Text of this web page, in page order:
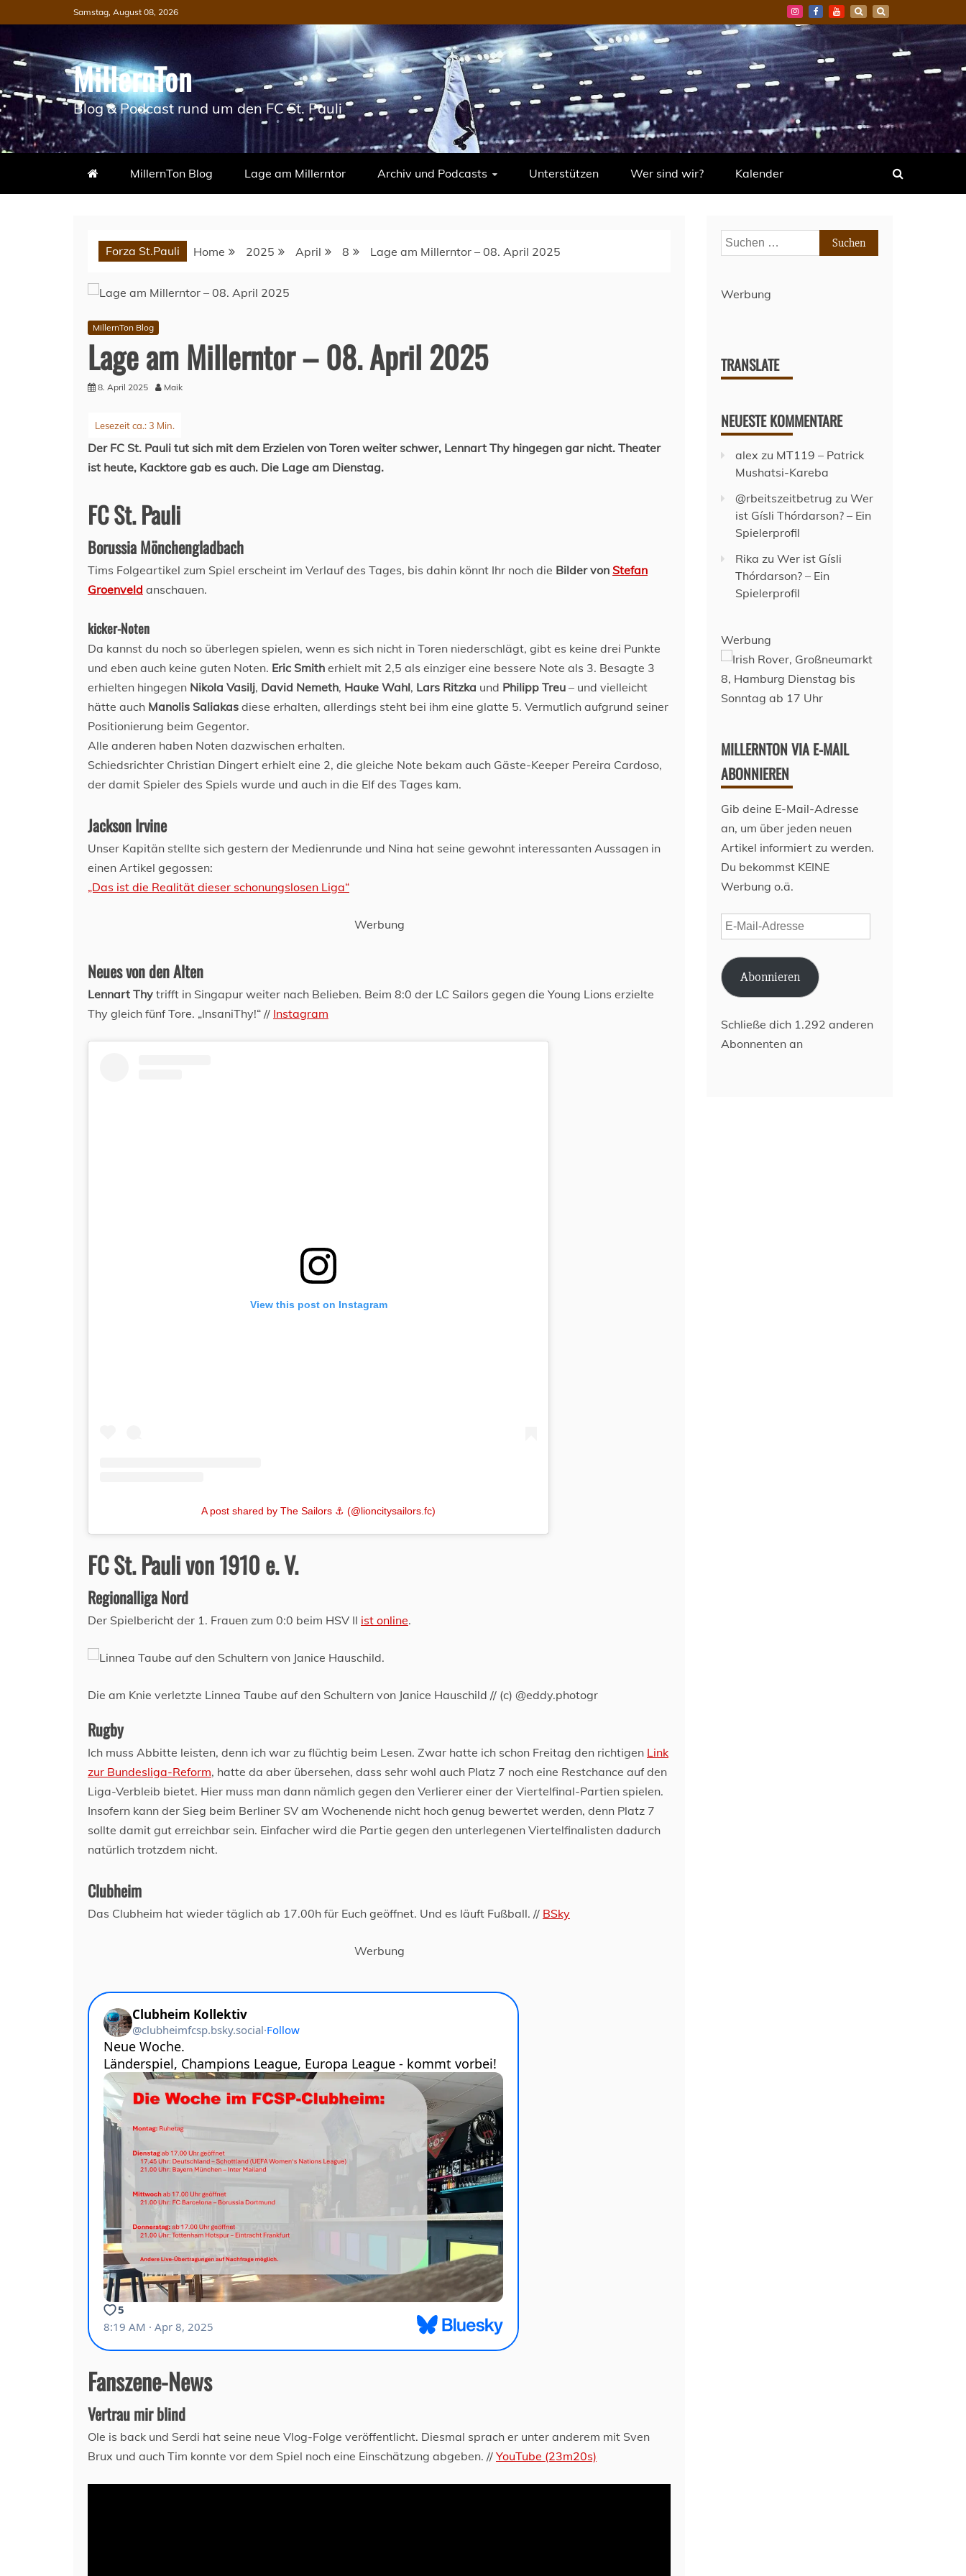
to
content
Samstag, August 08, 2026
MillernTon
Blog & Podcast rund um den FC St. Pauli
MillernTon Blog Lage am Millerntor Archiv und Podcasts Unterstützen Wer sind wir? Kalender
Forza St.Pauli Home 2025 April 8 Lage am Millerntor – 08. April 2025
MillernTon Blog
Lage am Millerntor – 08. April 2025
8. April 2025 Maik
Der FC St. Pauli tut sich mit dem Erzielen von Toren weiter schwer, Lennart Thy hingegen gar nicht. Theater
ist heute, Kacktore gab es auch. Die Lage am Dienstag.
FC St. Pauli
Borussia Mönchengladbach
Tims Folgeartikel zum Spiel erscheint im Verlauf des Tages, bis dahin könnt Ihr noch die Bilder von Stefan
Groenveld anschauen.
kicker-Noten
Da kannst du noch so überlegen spielen, wenn es sich nicht in Toren niederschlägt, gibt es keine drei Punkte
und eben auch keine guten Noten. Eric Smith erhielt mit 2,5 als einziger eine bessere Note als 3. Besagte 3
erhielten hingegen Nikola Vasilj, David Nemeth, Hauke Wahl, Lars Ritzka und Philipp Treu – und vielleicht
hätte auch Manolis Saliakas diese erhalten, allerdings steht bei ihm eine glatte 5. Vermutlich aufgrund seiner
Positionierung beim Gegentor.
Alle anderen haben Noten dazwischen erhalten.
Schiedsrichter Christian Dingert erhielt eine 2, die gleiche Note bekam auch Gäste-Keeper Pereira Cardoso,
der damit Spieler des Spiels wurde und auch in die Elf des Tages kam.
Jackson Irvine
Unser Kapitän stellte sich gestern der Medienrunde und Nina hat seine gewohnt interessanten Aussagen in
einen Artikel gegossen:
„Das ist die Realität dieser schonungslosen Liga“
Werbung
Neues von den Alten
Lennart Thy trifft in Singapur weiter nach Belieben. Beim 8:0 der LC Sailors gegen die Young Lions erzielte
Thy gleich fünf Tore. „InsaniThy!“ // Instagram
View this post on Instagram
A post shared by The Sailors ⚓️ (@lioncitysailors.fc)
FC St. Pauli von 1910 e. V.
Regionalliga Nord
Der Spielbericht der 1. Frauen zum 0:0 beim HSV II ist online.
Die am Knie verletzte Linnea Taube auf den Schultern von Janice Hauschild // (c) @eddy.photogr
Rugby
Ich muss Abbitte leisten, denn ich war zu flüchtig beim Lesen. Zwar hatte ich schon Freitag den richtigen Link
zur Bundesliga-Reform, hatte da aber übersehen, dass sehr wohl auch Platz 7 noch eine Restchance auf den
Liga-Verbleib bietet. Hier muss man dann nämlich gegen den Verlierer einer der Viertelfinal-Partien spielen.
Insofern kann der Sieg beim Berliner SV am Wochenende nicht hoch genug bewertet werden, denn Platz 7
sollte damit gut erreichbar sein. Einfacher wird die Partie gegen den unterlegenen Viertelfinalisten dadurch
natürlich trotzdem nicht.
Clubheim
Das Clubheim hat wieder täglich ab 17.00h für Euch geöffnet. Und es läuft Fußball. // BSky
Werbung
Fanszene-News
Vertrau mir blind
Ole is back und Serdi hat seine neue Vlog-Folge veröffentlicht. Diesmal sprach er unter anderem mit Sven
Brux und auch Tim konnte vor dem Spiel noch eine Einschätzung abgeben. // YouTube (23m20s)
Suchen
nach:
Werbung
TRANSLATE
NEUESTE KOMMENTARE
alex zu MT119 – Patrick
Mushatsi-Kareba
@rbeitszeitbetrug zuWer
ist Gísli Thórdarson? – Ein
Spielerprofil
Rika zuWer ist Gísli
Thórdarson? – Ein
Spielerprofil
Werbung
MILLERNTON VIA E-MAIL
ABONNIEREN
Gib deine E-Mail-Adresse
an, um über jeden neuen
Artikel informiert zu werden.
Du bekommst KEINE
Werbung o.ä.
E-
Mail-
Adresse
Abonnieren
Schließe dich 1.292 anderen
Abonnenten an